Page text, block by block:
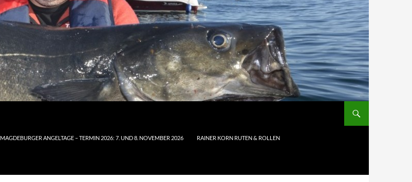
MAGDEBURGER ANGELTAGE – TERMIN 2026: 7. UND 8. NOVEMBER 2026 RAINER KORN RUTEN & ROLLEN